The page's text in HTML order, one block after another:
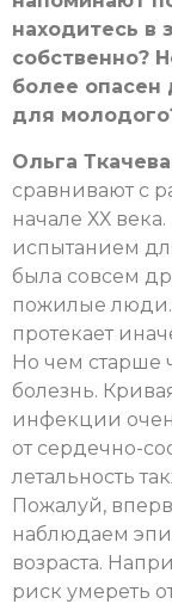
находитесь в
собственно?
более опасен
для
Ольга
сравнивают с
начале ХХ
испытанием
была совсем
пожилые люди.
протекает
Но чем старше
болезнь.
инфекции
от сердечно-
летальность
Пожалуй,
наблюдаем
возраста.
риск умереть